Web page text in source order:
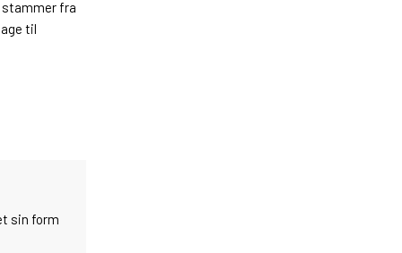
fra
til
sin form